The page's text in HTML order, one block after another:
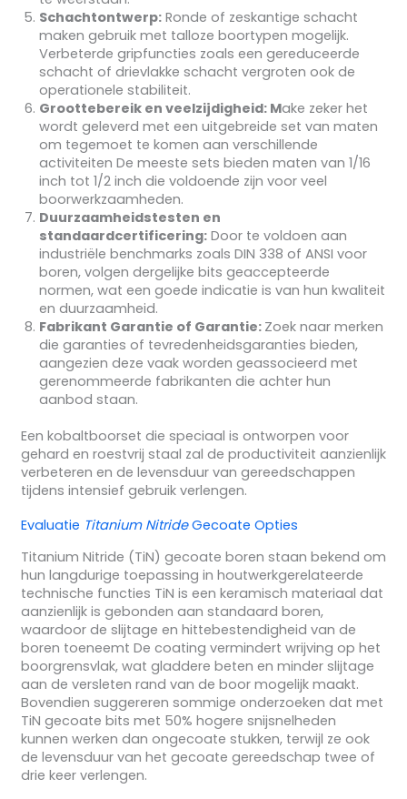
Schachtontwerp:Ronde of zeskantige schacht
maken gebruik met talloze boortypen mogelijk.
Verbeterde gripfuncties zoals een gereduceerde
schacht of drievlakke schacht vergroten ook de
operationele stabiliteit.
Groottebereik en veelzijdigheid: Make zeker het
wordt geleverd met een uitgebreide set van maten
om tegemoet te komen aan verschillende
activiteiten De meeste sets bieden maten van 1/16
inch tot 1/2 inch die voldoende zijn voor veel
boorwerkzaamheden.
Duurzaamheidstesten en
standaardcertificering:Door te voldoen aan
industriële benchmarks zoals DIN 338 of ANSI voor
boren, volgen dergelijke bits geaccepteerde
normen, wat een goede indicatie is van hun kwaliteit
en duurzaamheid.
Fabrikant Garantie of Garantie: Zoek naar merken
die garanties of tevredenheidsgaranties bieden,
aangezien deze vaak worden geassocieerd met
gerenommeerde fabrikanten die achter hun
aanbod staan.
Een kobaltboorset die speciaal is ontworpen voor
gehard en roestvrij staal zal de productiviteit aanzienlijk
verbeteren en de levensduur van gereedschappen
tijdens intensief gebruik verlengen.
Evaluatie Titanium NitrideGecoate Opties
Titanium Nitride (TiN) gecoate boren staan bekend om
hun langdurige toepassing in houtwerkgerelateerde
technische functies TiN is een keramisch materiaal dat
aanzienlijk is gebonden aan standaard boren,
waardoor de slijtage en hittebestendigheid van de
boren toeneemt De coating vermindert wrijving op het
boorgrensvlak, wat gladdere beten en minder slijtage
aan de versleten rand van de boor mogelijk maakt.
Bovendien suggereren sommige onderzoeken dat met
TiN gecoate bits met 50% hogere snijsnelheden
kunnen werken dan ongecoate stukken, terwijl ze ook
de levensduur van het gecoate gereedschap twee of
drie keer verlengen.